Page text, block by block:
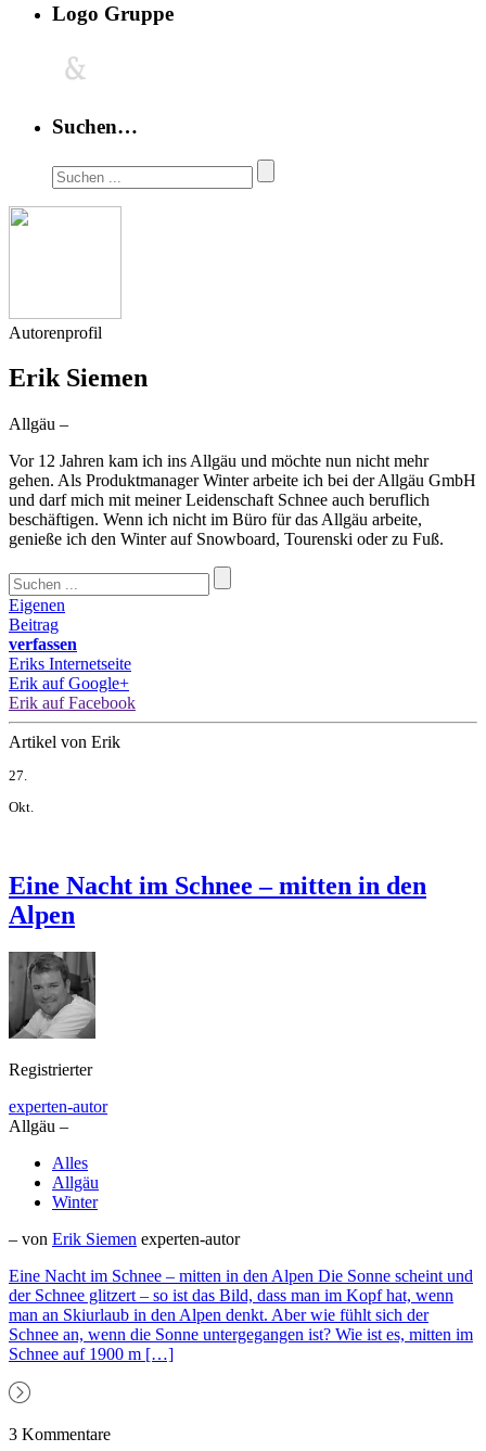
Logo Gruppe
Suchen…
Autorenprofil
Erik Siemen
Allgäu –
Vor 12 Jahren kam ich ins Allgäu und möchte nun nicht mehr
gehen. Als Produktmanager Winter arbeite ich bei der Allgäu GmbH
und darf mich mit meiner Leidenschaft Schnee auch beruflich
beschäftigen. Wenn ich nicht im Büro für das Allgäu arbeite,
genieße ich den Winter auf Snowboard, Tourenski oder zu Fuß.
Eigenen
Beitrag
verfassen
Eriks Internetseite
Erik auf Google+
Erik auf Facebook
Artikel von Erik
27.
Okt.
Eine Nacht im Schnee – mitten in den
Alpen
Registrierter
experten-autor
Allgäu –
Alles
Allgäu
Winter
– von Erik Siemen experten-autor
Eine Nacht im Schnee – mitten in den Alpen Die Sonne scheint und
der Schnee glitzert – so ist das Bild, dass man im Kopf hat, wenn
man an Skiurlaub in den Alpen denkt. Aber wie fühlt sich der
Schnee an, wenn die Sonne untergegangen ist? Wie ist es, mitten im
Schnee auf 1900 m […]
3 Kommentare